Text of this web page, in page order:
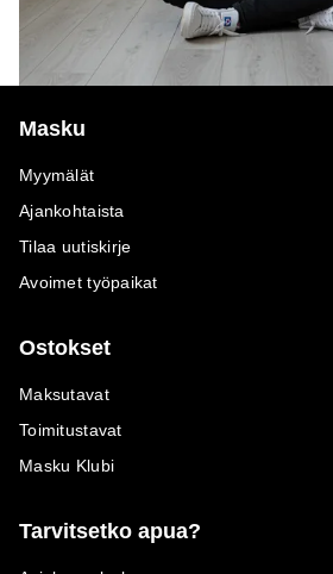
Masku
Myymälät
Ajankohtaista
Tilaa uutiskirje
Avoimet työpaikat
Ostokset
Maksutavat
Toimitustavat
Masku Klubi
Tarvitsetko apua?